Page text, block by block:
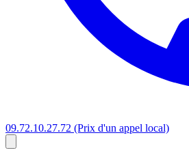
09.72.10.27.72 (Prix d'un appel local)